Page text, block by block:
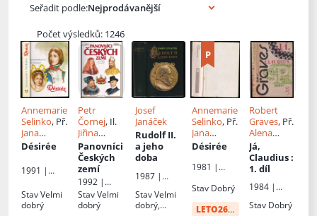
Seřadit podle:
Počet výsledků: 1246
Annemarie
Selinko, Př.
Jana
Pecharová
Désirée
1991 |
podnikatels
ký klub
StavVelmi
dobrý
Petr
Čornej, Il.
Jiřina
Lockerová,
Pavel
Major
Panovníci
Českých
zemí
1992 |
Fragment
StavVelmi
dobrý
Josef
Janáček
Rudolf II.
a jeho
doba
1987 |
StavVelmi
dobrý,
Annemarie
Selinko, Př.
Jana
Pecharová
Désirée
1981 |
Stav Dobrý
LETO26od: 34 Kč
Robert
Graves, Př.
Alena
Jindrová
Já,
Claudius:
1. díl
1984 |
Stav Dobrý